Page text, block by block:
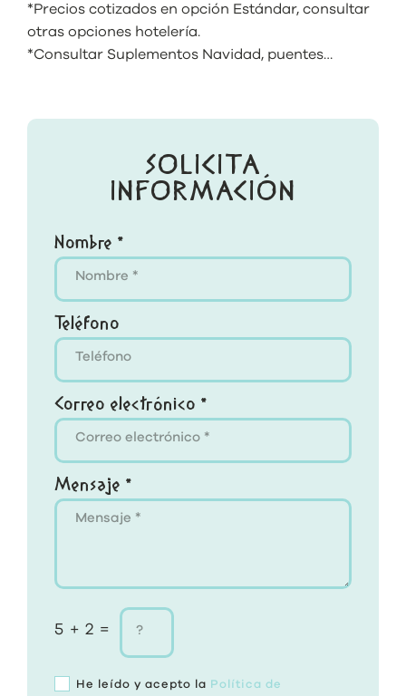
*Precios cotizados en opción Estándar, consultar
otras opciones hotelería.
*Consultar Suplementos Navidad, puentes…
SOLICITA
INFORMACIÓN
Nombre *
Teléfono
Correo electrónico *
Mensaje *
5 + 2 =
He leído y acepto la Política de